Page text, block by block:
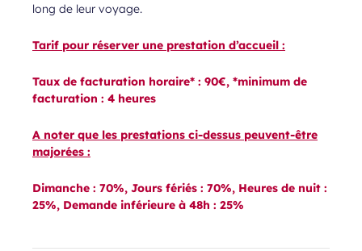
long de leur voyage.
Tarif pour réserver une prestation d’accueil :
Taux de facturation horaire* : 90€, *minimum de
facturation : 4 heures
A noter que les prestations ci-dessus peuvent-être
majorées :
Dimanche : 70%, Jours fériés : 70%, Heures de nuit :
25%, Demande inférieure à 48h : 25%